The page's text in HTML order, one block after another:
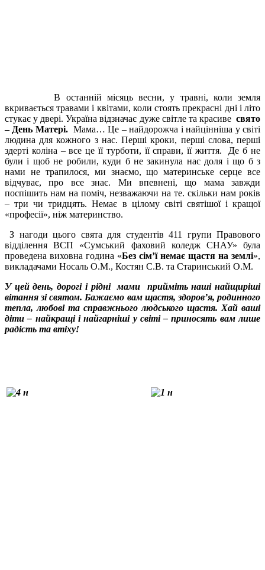
В останній місяць весни, у травні, коли земля
вкривається травами і квітами, коли стоять прекрасні дні і літо
стукає у двері. Україна відзначає дуже світле та красиве свято
– День Матері.Мама… Це – найдорожча і найцінніша у світі
людина для кожного з нас. Перші кроки, перші слова, перші
здерті коліна – все це її турботи, її справи, її життя. Де б не
були і щоб не робили, куди б не закинула нас доля і що б з
нами не трапилося, ми знаємо, що материнське серце все
відчуває, про все знає. Ми впевнені, що мама завжди
поспішить нам на поміч, незважаючи на те. скільки нам років
– три чи тридцять. Немає в цілому світі святішої і кращої
«професії», ніж материнство.
З нагоди цього свята для студентів 411 групи Правового
відділення ВСП «Сумський фаховий коледж СНАУ» була
проведена виховна година «Без сім’ї немає щастя на землі»,
викладачами Носаль О.М., Костян С.В. та Старинський О.М.
У цей день, дорогі і рідні мами прийміть наші найщиріші
вітання зі святом. Бажаємо вам щастя, здоров’я, родинного
тепла, любові та справжнього людського щастя. Хай ваші
діти – найкращі і найгарніші у світі – приносять вам лише
радість та втіху!